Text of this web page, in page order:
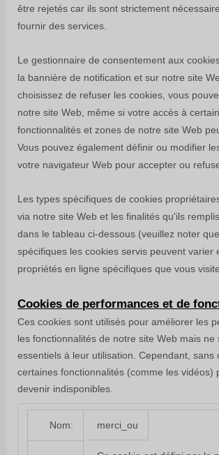
être rejetés car ils sont strictement
fournir des services.
Le gestionnaire de consentement aux
la bannière de notification et sur notre site
choisissez de refuser les cookies, vous
notre site Web, même si votre accès à
fonctionnalités et zones de notre site Web
Vous pouvez également définir ou modifier
votre navigateur Web pour accepter ou
Les types spécifiques de cookies
via notre site Web et les finalités qu'ils
dans le tableau ci-dessous (veuillez noter
spécifiques les cookies servis peuvent varier
propriétés en ligne spécifiques que vous
Cookies de performances et de
Ces cookies sont utilisés pour améliorer les
les fonctionnalités de notre site Web mais ne
essentiels à leur utilisation. Cependant, sans
certaines fonctionnalités (comme les vidéos)
devenir indisponibles.
Nom: merci_ou